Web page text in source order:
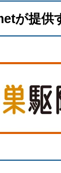
が提供